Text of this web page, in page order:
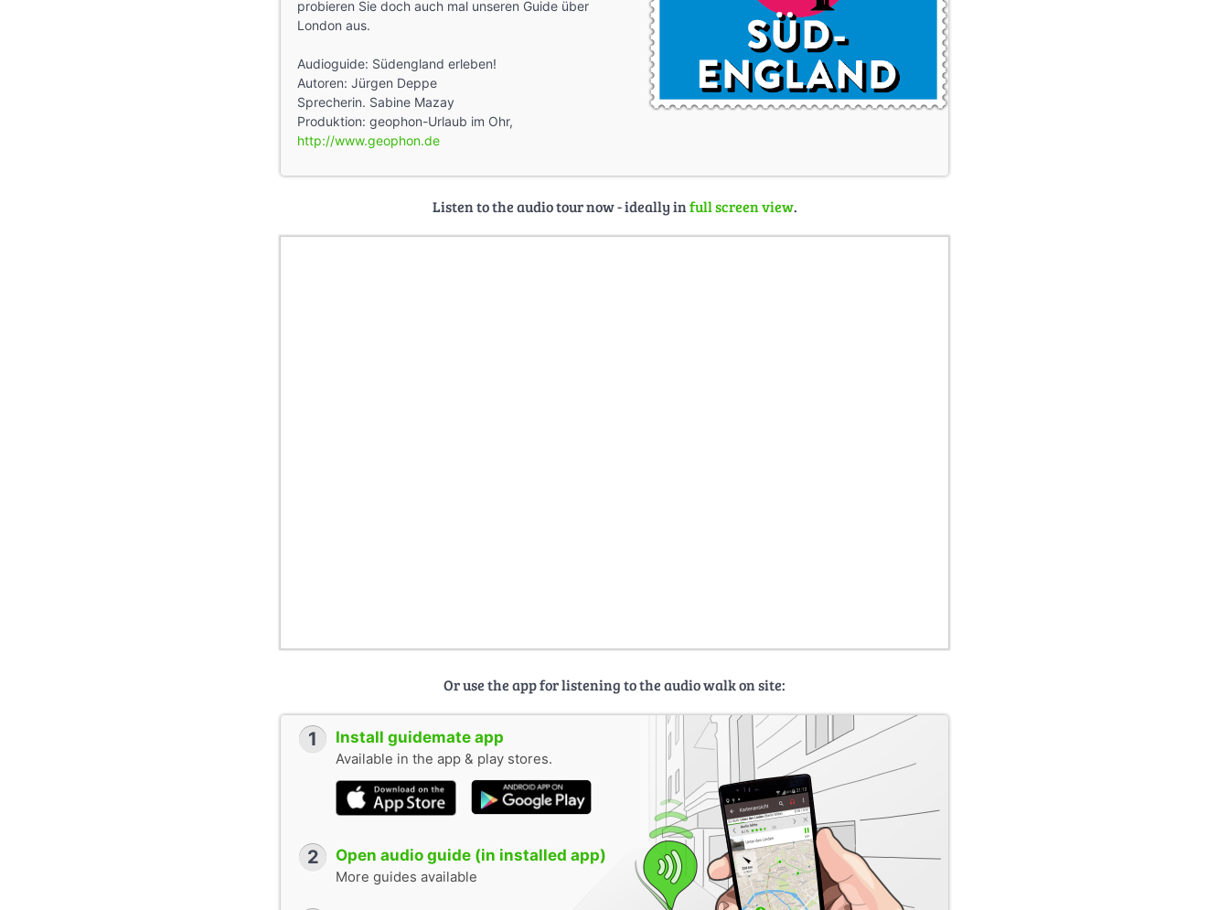
probieren Sie doch auch mal unseren Guide über
London aus.
Audioguide: Südengland erleben!
Autoren: Jürgen Deppe
Sprecherin. Sabine Mazay
Produktion: geophon-Urlaub im Ohr,
http://www.geophon.de
Listen to the audio tour now - ideally infull screen view.
Or use the app for listening to the audio walk on site:
1 Install guidemate app
Available in the app & play stores.
2 Open audio guide (in installed app)
More guides available